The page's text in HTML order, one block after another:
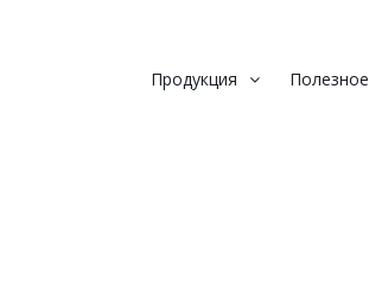
Продукция Полезное